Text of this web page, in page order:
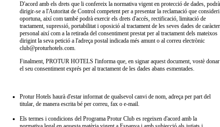
D'acord amb els drets que li confereix la normativa vigent en protecció de dades, podrà
dirigir-se a l'Autoritat de Control competent per a presentar la reclamació que consideri
oportuna, així com també podrà exercir els drets d'accés, rectificació, limitació de
tractament, supressió, portabilitat i oposició al tractament de les seves dades de caràcter
personal així com a la retirada del consentiment prestat per al tractament dels mateixos
dirigint la seva petició a l'adreça postal indicada més amunt o al correu electrònic
club@proturhotels.com.
Finalment, PROTUR HOTELS l'informa que, en signar aquest document, vostè donar
el seu consentiment exprés per al tractament de les dades abans esmentades.
Protur Hotels haurà d'estar informat de qualsevol canvi de nom, adreça per part del
titular, de manera escrita bé per correu, fax o e-mail.
Els termes i condicions del Programa Protur Club es regeixen d'acord amb la